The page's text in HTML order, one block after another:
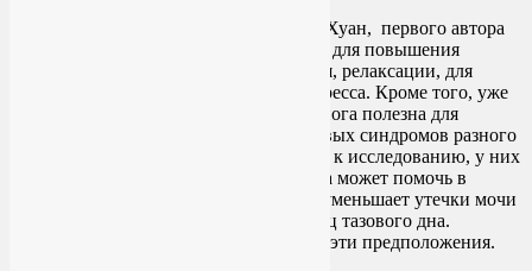
По словам доктора медицины Элисон Хуан, первого автора
исследования, йога часто используется для повышения
осознанности, концентрации внимания, релаксации, для
снятия повышенной тревожности и стресса. Кроме того, уже
ни у кого не вызывает сомнения, что йога полезна для
улучшения метаболизма и снятия болевых синдромов разного
происхождения. Когда они приступали к исследованию, у них
уже были основания полагать, что йога может помочь в
лечении недержания мочи у женщин, уменьшает утечки мочи
и позволяет добиться укрепления мышц тазового дна.
Результаты исследования подтвердили эти предположения.